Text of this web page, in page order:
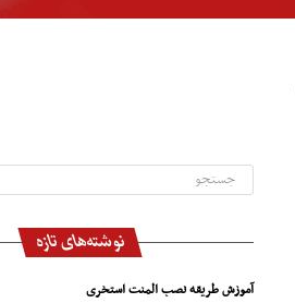
نوشته‌های تازه
آموزش طریقه نصب المنت استخری